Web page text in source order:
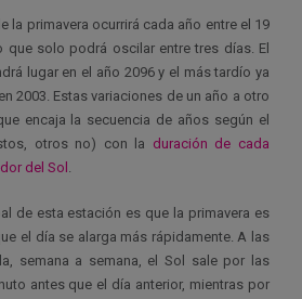
la primavera ocurrirá cada año entre el 19
solo podrá oscilar entre tres días. El
lugar en el año 2096 y el más tardío ya
2003. Estas variaciones de un año a otro
encaja la secuencia de años según el
otros no) con la duración de cada
del Sol .
de esta estación es que la primavera es
el día se alarga más rápidamente. A las
semana a semana, el Sol sale por las
antes que el día anterior, mientras por